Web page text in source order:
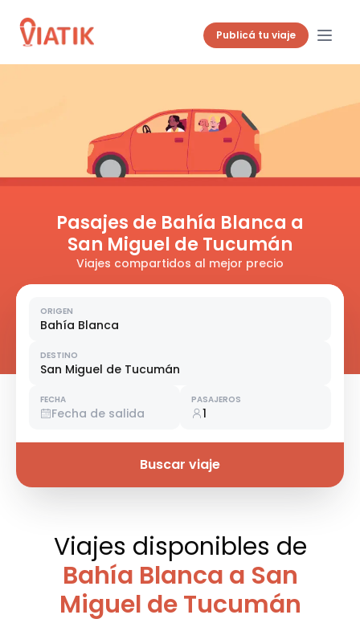
Publicá tu viaje
Pasajes de Bahía Blanca a
San Miguel de Tucumán
Viajes compartidos al mejor precio
ORIGEN
Bahía Blanca
DESTINO
San Miguel de Tucumán
FECHA
Fecha de salida
PASAJEROS
1
Buscar viaje
Viajes disponibles de
Bahía Blanca a San
Miguel de Tucumán